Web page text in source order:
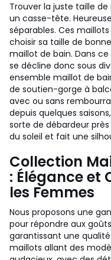
Trouver la juste taille
un casse-tête.
séparables. Ces
choisir sa taille de
maillot de bain. Dans
se décline donc sous
ensemble maillot de
de soutien-gorge à
avec ou sans
depuis quelques
sorte de débardeur
du soleil et fait une
Collection
: Élégance et
les Femmes
Nous proposons une
pour répondre aux
garantissant une
maillots allant des